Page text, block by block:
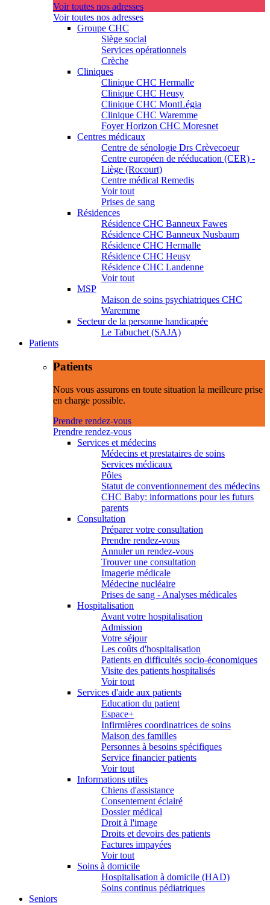
Voir toutes nos adresses
Voir toutes nos adresses
Groupe CHC
Siège social
Services opérationnels
Crèche
Cliniques
Clinique CHC Hermalle
Clinique CHC Heusy
Clinique CHC MontLégia
Clinique CHC Waremme
Foyer Horizon CHC Moresnet
Centres médicaux
Centre de sénologie Drs Crèvecoeur
Centre européen de rééducation (CER) -
Liège (Rocourt)
Centre médical Remedis
Voir tout
Prises de sang
Résidences
Résidence CHC Banneux Fawes
Résidence CHC Banneux Nusbaum
Résidence CHC Hermalle
Résidence CHC Heusy
Résidence CHC Landenne
Voir tout
MSP
Maison de soins psychiatriques CHC
Waremme
Secteur de la personne handicapée
Le Tabuchet (SAJA)
Patients
Patients
Nous vous assurons en toute situation la meilleure prise
en charge possible.
Prendre rendez-vous
Prendre rendez-vous
Services et médecins
Médecins et prestataires de soins
Services médicaux
Pôles
Statut de conventionnement des médecins
CHC Baby: informations pour les futurs
parents
Consultation
Préparer votre consultation
Prendre rendez-vous
Annuler un rendez-vous
Trouver une consultation
Imagerie médicale
Médecine nucléaire
Prises de sang - Analyses médicales
Hospitalisation
Avant votre hospitalisation
Admission
Votre séjour
Les coûts d'hospitalisation
Patients en difficultés socio-économiques
Visite des patients hospitalisés
Voir tout
Services d'aide aux patients
Education du patient
Espace+
Infirmières coordinatrices de soins
Maison des familles
Personnes à besoins spécifiques
Service financier patients
Voir tout
Informations utiles
Chiens d'assistance
Consentement éclairé
Dossier médical
Droit à l'image
Droits et devoirs des patients
Factures impayées
Voir tout
Soins à domicile
Hospitalisation à domicile (HAD)
Soins continus pédiatriques
Seniors